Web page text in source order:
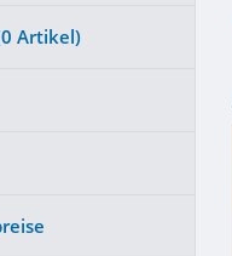
0 Artikel)